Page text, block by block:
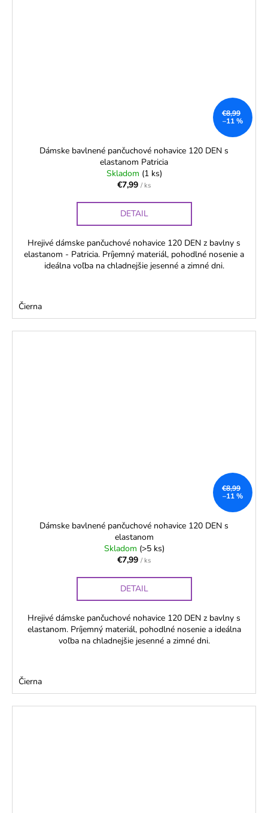
€8,99
–11 %
Dámske bavlnené pančuchové nohavice 120 DEN s
elastanom Patricia
Skladom (1 ks)
€7,99 / ks
DETAIL
Hrejivé dámske pančuchové nohavice 120 DEN z bavlny s
elastanom - Patricia. Príjemný materiál, pohodlné nosenie a
ideálna voľba na chladnejšie jesenné a zimné dni.
Čierna
€8,99
–11 %
Dámske bavlnené pančuchové nohavice 120 DEN s
elastanom
Skladom (>5 ks)
€7,99 / ks
DETAIL
Hrejivé dámske pančuchové nohavice 120 DEN z bavlny s
elastanom. Príjemný materiál, pohodlné nosenie a ideálna
voľba na chladnejšie jesenné a zimné dni.
Čierna